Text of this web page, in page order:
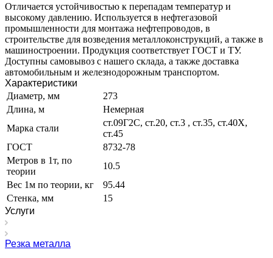
Отличается устойчивостью к перепадам температур и
высокому давлению. Используется в нефтегазовой
промышленности для монтажа нефтепроводов, в
строительстве для возведения металлоконструкций, а также в
машиностроении. Продукция соответствует ГОСТ и ТУ.
Доступны самовывоз с нашего склада, а также доставка
автомобильным и железнодорожным транспортом.
Характеристики
Диаметр, мм
273
Длина, м
Немерная
Марка стали
ст.09Г2С, ст.20, ст.3 , ст.35, ст.40Х,
ст.45
ГОСТ
8732-78
Метров в 1т, по
теории
10.5
Вес 1м по теории, кг
95.44
Стенка, мм
15
Услуги
Резка металла